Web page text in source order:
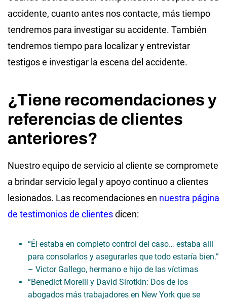
accidente, cuanto antes nos contacte, más tiempo
tendremos para investigar su accidente. También
tendremos tiempo para localizar y entrevistar
testigos e investigar la escena del accidente.
¿Tiene recomendaciones y
referencias de clientes
anteriores?
Nuestro equipo de servicio al cliente se compromete
a brindar servicio legal y apoyo continuo a clientes
lesionados. Las recomendaciones en nuestra página
de testimonios de clientesdicen:
“Él estaba en completo control del caso… estaba allí
para consolarlos y asegurarles que todo estaría bien.”
– Victor Gallego, hermano e hijo de las víctimas
“Benedict Morelli y David Sirotkin: Dos de los
abogados más trabajadores en New York que se